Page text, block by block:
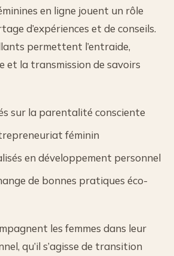
en ligne jouent un rôle
d’expériences et de conseils.
permettent l’entraide,
et la transmission de savoirs
sur la parentalité consciente
féminin
en développement personnel
de bonnes pratiques éco-
les femmes dans leur
qu’il s’agisse de transition